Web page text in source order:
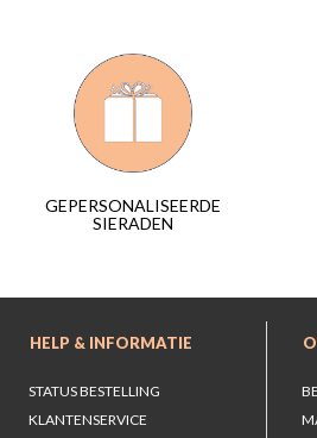
GEPERSONALISEERDE
SIERADEN
HELP & INFORMATIE
STATUS BESTELLING
KLANTENSERVICE